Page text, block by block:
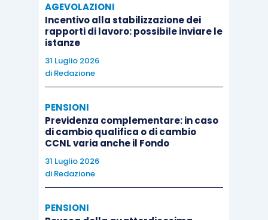
AGEVOLAZIONI
Incentivo alla stabilizzazione dei
rapporti di lavoro: possibile inviare le
istanze
31 Luglio 2026
di Redazione
PENSIONI
Previdenza complementare: in caso
di cambio qualifica o di cambio
CCNL varia anche il Fondo
31 Luglio 2026
di Redazione
PENSIONI